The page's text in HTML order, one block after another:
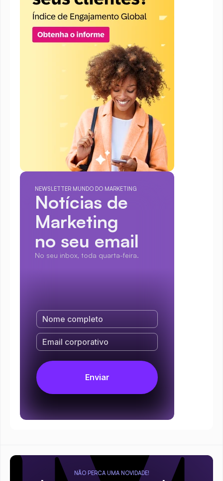
NEWSLETTER MUNDO DO MARKETING
Notícias de
Marketing
no seu email
No seu inbox, toda quarta-feira.
NÃO PERCA UMA NOVIDADE!